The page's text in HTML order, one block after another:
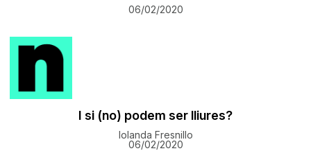
06/02/2020
I si (no) podem ser lliures?
Iolanda Fresnillo
06/02/2020